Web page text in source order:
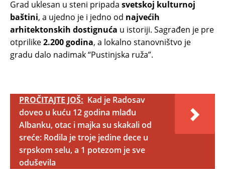
Grad uklesan u steni pripada svetskoj kulturnoj
baštini, a ujedno je i jedno od najvećih
arhitektonskih dostignuća u istoriji. Sagrađen je pre
otprilike2.200 godina, a lokalno stanovništvo je
gradu dalo nadimak “Pustinjska ruža”.
PROČITAJTE JOŠ: Kad je Radosav
doveo u kuću 12 godina mlađu
Albanku, otac i majka su skakali od
sreće: Rodila je troje jedine dece u
srpskom selu, a 1 potezom je sve
oduševila